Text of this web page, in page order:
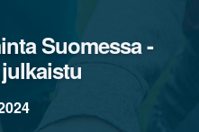
Suomessa -